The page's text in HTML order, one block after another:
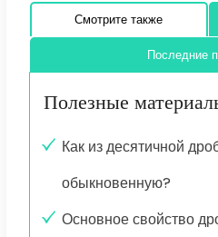
Смотрите также
Последние
Полезные
Как из десятичной
обыкновенную?
Основное свойство